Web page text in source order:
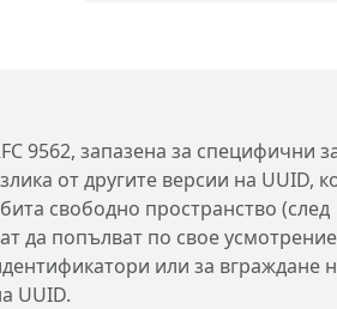
9562, запазена за специфични
от другите версии на UUID,
свободно пространство (след
да попълват по свое
или за вграждане
UUID.